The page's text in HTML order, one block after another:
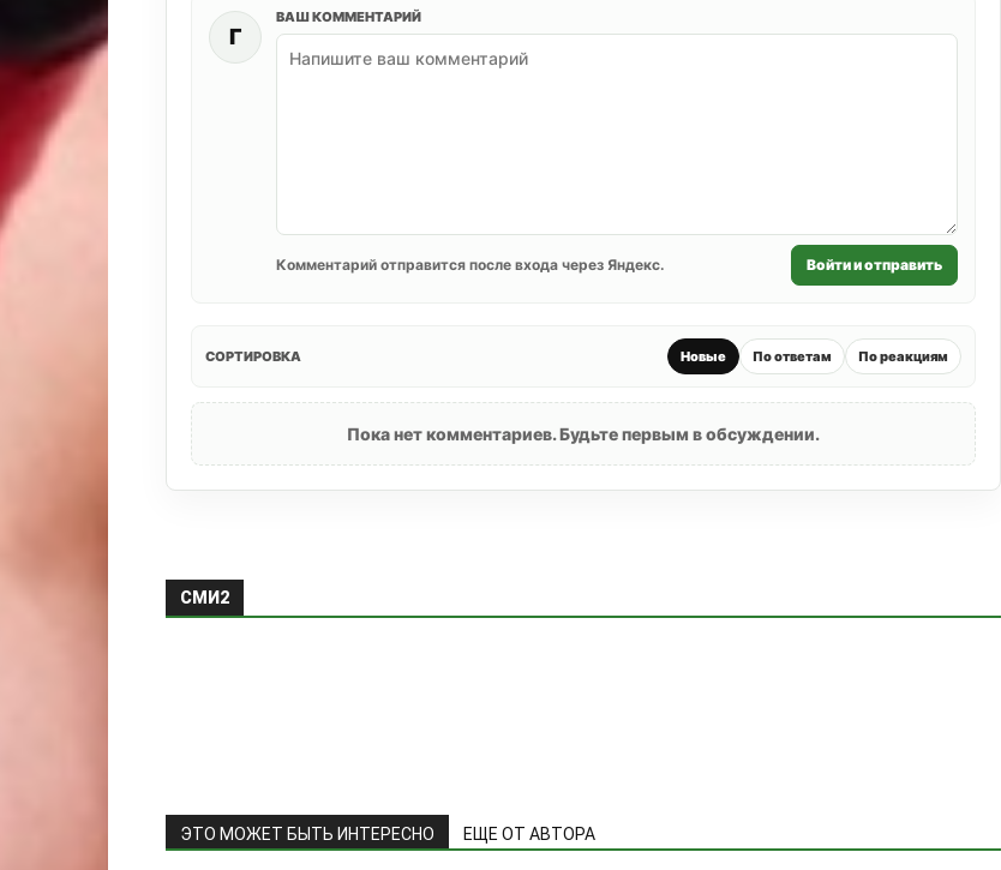
Г
ВАШ КОММЕНТАРИЙ
Комментарий отправится после входа через Яндекс. Войти и отправить
СОРТИРОВКА Новые По ответам По реакциям
Пока нет комментариев. Будьте первым в обсуждении.
СМИ2
ЭТО МОЖЕТ БЫТЬ ИНТЕРЕСНО ЕЩЕ ОТ АВТОРА